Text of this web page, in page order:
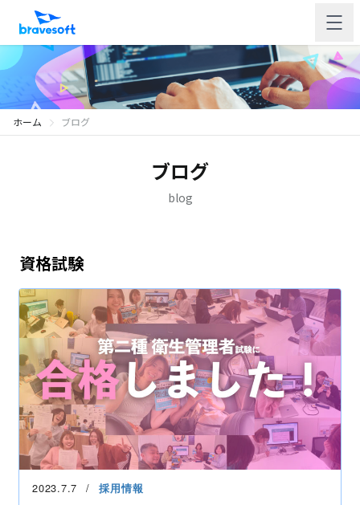
ホーム ブログ
ブログ
blog
資格試験
2023.7.7 採用情報